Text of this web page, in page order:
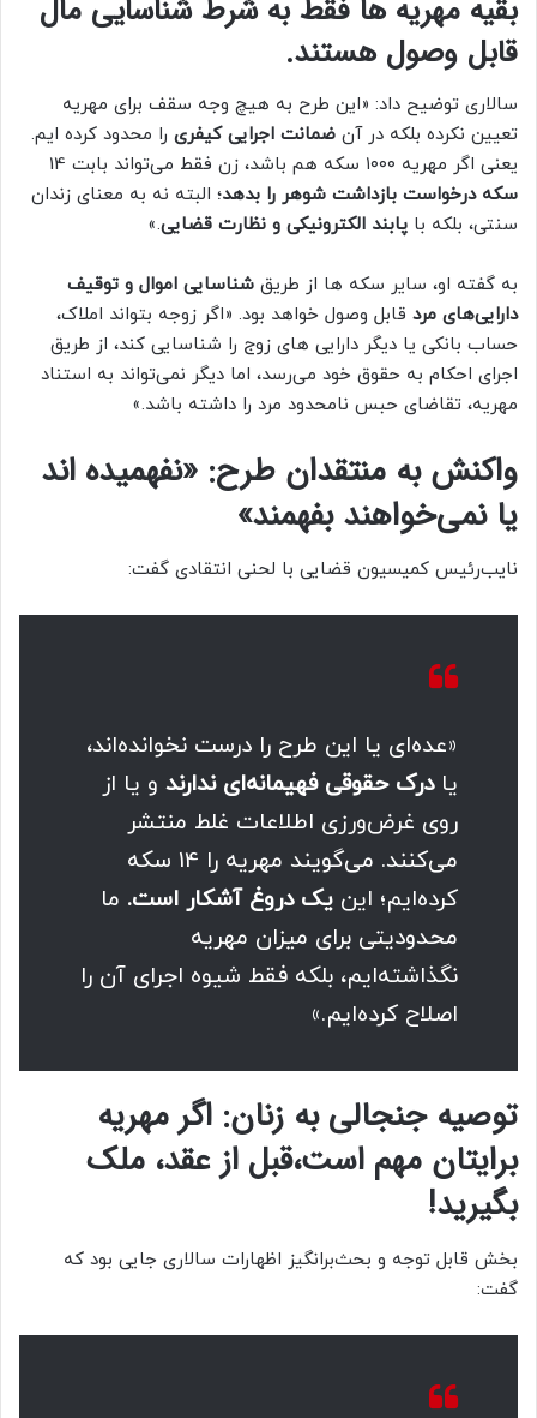
بقیه مهریه ها فقط به شرط شناسایی مال
قابل وصول هستند.
سالاری توضیح داد: «این طرح به هیچ وجه سقف برای مهریه
تعیین نکرده بلکه در آن ضمانت اجرایی کیفری را محدود کرده ایم.
یعنی اگر مهریه ۱۰۰۰ سکه هم باشد، زن فقط می‌تواند بابت 14
سکه درخواست بازداشت شوهر را بدهد؛ البته نه به معنای زندان
سنتی، بلکه با پابند الکترونیکی و نظارت قضایی.»
به گفته او، سایر سکه ها از طریق شناسایی اموال و توقیف
دارایی‌های مرد قابل وصول خواهد بود. «اگر زوجه بتواند املاک،
حساب بانکی یا دیگر دارایی های زوج را شناسایی کند، از طریق
اجرای احکام به حقوق خود می‌رسد، اما دیگر نمی‌تواند به استناد
مهریه، تقاضای حبس نامحدود مرد را داشته باشد.»
واکنش به منتقدان طرح: «نفهمیده اند
یا نمی‌خواهند بفهمند»
نایب‌رئیس کمیسیون قضایی با لحنی انتقادی گفت:
«عده‌ای یا این طرح را درست نخوانده‌اند،
یادرک حقوقی فهیمانه‌ای ندارند و یا از
روی غرض‌ورزی اطلاعات غلط منتشر
می‌کنند. می‌گویند مهریه را 14 سکه
کرده‌ایم؛ این یک دروغ آشکار است. ما
محدودیتی برای میزان مهریه
نگذاشته‌ایم، بلکه فقط شیوه اجرای آن را
اصلاح کرده‌ایم.»
توصیه جنجالی به زنان: اگر مهریه
برایتان مهم است،قبل از عقد، ملک
بگیرید!
بخش قابل توجه و بحث‌برانگیز اظهارات سالاری جایی بود که
گفت: